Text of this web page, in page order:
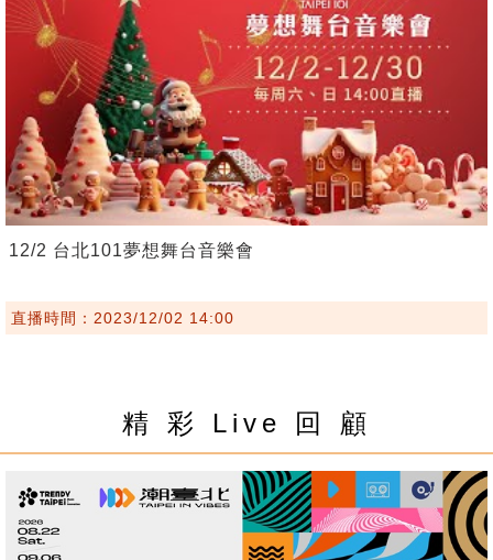
12/2 台北101夢想舞台音樂會
直播時間：2023/12/02 14:00
精 彩 Live 回 顧